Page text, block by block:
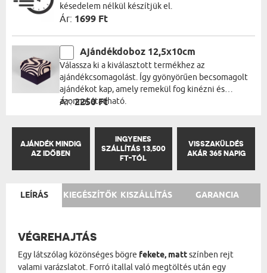
késedelem nélkül készítjük el.
Ár: 1699 Ft
Ajándékdoboz 12,5x10cm
Válassza ki a kiválasztott termékhez az
ajándékcsomagolást. Így gyönyörűen becsomagolt
ajándékot kap, amely remekül fog kinézni és
azonnal átadható.
Ár:2250 Ft
AJÁNDÉK MINDIG
AZ IDŐBEN
INGYENES
SZÁLLÍTÁS 13,500
FT-TÓL
VISSZAKÜLDÉS
AKÁR 365 NAPIG
LEÍRÁS KIEGÉSZÍTŐK KISZÁLLÍTÁS GARANCIA
VÉGREHAJTÁS
Egy látszólag közönséges bögre fekete, mattszínben rejt
valami varázslatot. Forró itallal való megtöltés után egy